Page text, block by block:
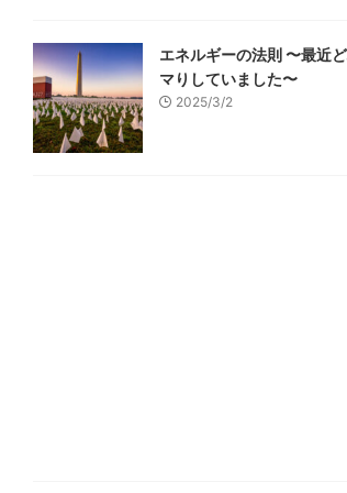
エネルギーの法則 〜最近
マりしていました〜
2025/3/2